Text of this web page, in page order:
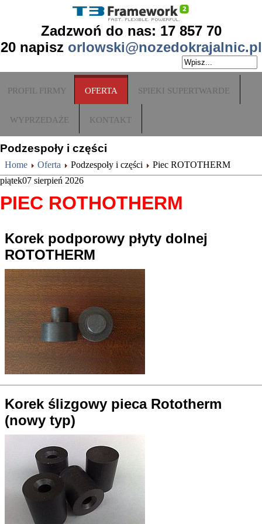
Zadzwoń do nas: 17 857 70
20 napisz orlowski@nozedokrajalnic.pl
PROFIL FIRMY OFERTA SPIEKI SUPERTWARDE
WYPRZEDAŻE KONTAKT
Podzespoły i części
Home Oferta Podzespoły i części
Piec ROTOTHERM
piątek07 sierpień 2026
PIEC ROTHOTHERM
Korek podporowy płyty dolnej
ROTOTHERM
Korek ślizgowy pieca Rototherm
(nowy typ)